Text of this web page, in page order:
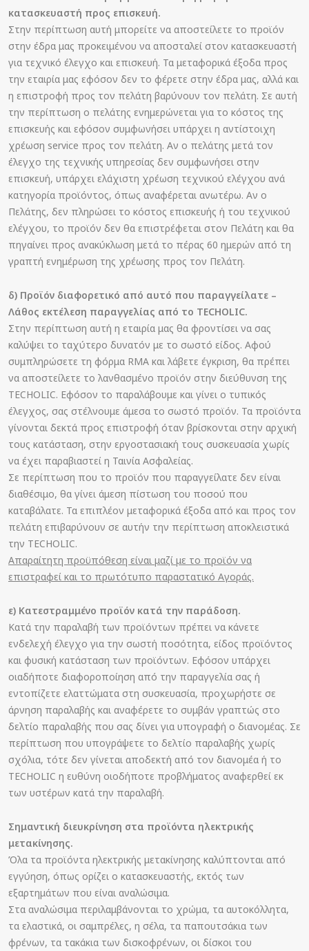
κατασκευαστή προς επισκευή.
Στην περίπτωση αυτή μπορείτε να αποστείλετε το προϊόν
στην έδρα μας προκειμένου να αποσταλεί στον κατασκευαστή
για τεχνικό έλεγχο και επισκευή. Τα μεταφορικά έξοδα προς
την εταιρία μας εφόσον δεν το φέρετε στην έδρα μας, αλλά και
η επιστροφή προς τον πελάτη βαρύνουν τον πελάτη. Σε αυτή
την περίπτωση ο πελάτης ενημερώνεται για το κόστος της
επισκευής και εφόσον συμφωνήσει υπάρχει η αντίστοιχη
χρέωση service προς τον πελάτη. Αν ο πελάτης μετά τον
έλεγχο της τεχνικής υπηρεσίας δεν συμφωνήσει στην
επισκευή, υπάρχει ελάχιστη χρέωση τεχνικού ελέγχου ανά
κατηγορία προϊόντος, όπως αναφέρεται ανωτέρω. Αν ο
Πελάτης, δεν πληρώσει το κόστος επισκευής ή του τεχνικού
ελέγχου, το προϊόν δεν θα επιστρέφεται στον Πελάτη και θα
πηγαίνει προς ανακύκλωση μετά το πέρας 60 ημερών από τη
γραπτή ενημέρωση της χρέωσης προς τον Πελάτη.
δ) Προϊόν διαφορετικό από αυτό που παραγγείλατε –
Λάθος εκτέλεση παραγγελίας από τo TECHOLIC.
Στην περίπτωση αυτή η εταιρία μας θα φροντίσει να σας
καλύψει το ταχύτερο δυνατόν με το σωστό είδος. Αφού
συμπληρώσετε τη φόρμα RMA και λάβετε έγκριση, θα πρέπει
να αποστείλετε το λανθασμένο προϊόν στην διεύθυνση της
TECHOLIC. Εφόσον το παραλάβουμε και γίνει ο τυπικός
έλεγχος, σας στέλνουμε άμεσα το σωστό προϊόν. Τα προϊόντα
γίνονται δεκτά προς επιστροφή όταν βρίσκονται στην αρχική
τους κατάσταση, στην εργοστασιακή τους συσκευασία χωρίς
να έχει παραβιαστεί η Ταινία Ασφαλείας.
Σε περίπτωση που το προϊόν που παραγγείλατε δεν είναι
διαθέσιμο, θα γίνει άμεση πίστωση του ποσού που
καταβάλατε. Τα επιπλέον μεταφορικά έξοδα από και προς τον
πελάτη επιβαρύνουν σε αυτήν την περίπτωση αποκλειστικά
την TECHOLIC.
Απαραίτητη προϋπόθεση είναι μαζί με το προϊόν να
επιστραφεί και το πρωτότυπο παραστατικό Αγοράς.
ε) Κατεστραμμένο προϊόν κατά την παράδοση.
Κατά την παραλαβή των προϊόντων πρέπει να κάνετε
ενδελεχή έλεγχο για την σωστή ποσότητα, είδος προϊόντος
και φυσική κατάσταση των προϊόντων. Εφόσον υπάρχει
οιαδήποτε διαφοροποίηση από την παραγγελία σας ή
εντοπίζετε ελαττώματα στη συσκευασία, προχωρήστε σε
άρνηση παραλαβής και αναφέρετε το συμβάν γραπτώς στο
δελτίο παραλαβής που σας δίνει για υπογραφή ο διανομέας. Σε
περίπτωση που υπογράψετε το δελτίο παραλαβής χωρίς
σχόλια, τότε δεν γίνεται αποδεκτή από τον διανομέα ή το
TECHOLIC η ευθύνη οιοδήποτε προβλήματος αναφερθεί εκ
των υστέρων κατά την παραλαβή.
Σημαντική διευκρίνηση στα προϊόντα ηλεκτρικής
μετακίνησης.
Όλα τα προϊόντα ηλεκτρικής μετακίνησης καλύπτονται από
εγγύηση, όπως ορίζει ο κατασκευαστής, εκτός των
εξαρτημάτων που είναι αναλώσιμα.
Στα αναλώσιμα περιλαμβάνονται το χρώμα, τα αυτοκόλλητα,
τα ελαστικά, οι σαμπρέλες, η σέλα, τα παπουτσάκια των
φρένων, τα τακάκια των δισκοφρένων, οι δίσκοι του